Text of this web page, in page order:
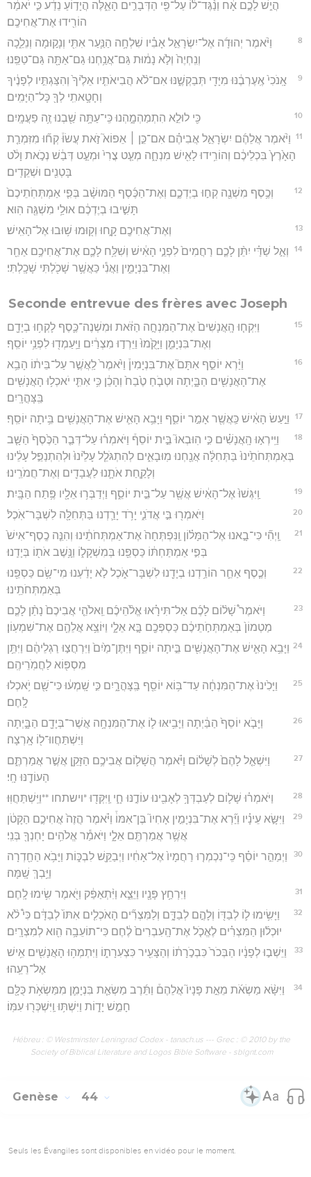
הֲיֵ֣שׁ לָכֶ֣ם אָ֔ח וַנַ֨גֶּד־ל֔וֹ עַל־פִּ֖י הַדְּבָרִ֣ים הָאֵ֑לֶּה הֲיָד֣וֹעַ נֵדַ֔ע כִּ֣י יֹאמַ֔ר
הוֹרִ֖ידוּ אֶת־אֲחִיכֶֽם׃
8
וַיֹּ֨אמֶר יְהוּדָ֜ה אֶל־יִשְׂרָאֵ֣ל אָבִ֗יו שִׁלְחָ֥ה הַנַּ֛עַר אִתִּ֖י וְנָק֣וּמָה וְנֵלֵ֑כָה
וְנִֽחְיֶה֙ וְלֹ֣א נָמ֔וּת גַּם־אֲנַ֥חְנוּ גַם־אַתָּ֖ה גַּם־טַפֵּֽנוּ׃
9
אָֽנֹכִי֙ אֶֽעֶרְבֶ֔נּוּ מִיָּדִ֖י תְּבַקְשֶׁ֑נּוּ אִם־לֹ֨א הֲבִיאֹתִ֤יו אֵלֶ֙יךָ֙ וְהִצַּגְתִּ֣יו לְפָנֶ֔יךָ
וְחָטָ֥אתִֽי לְךָ֖ כָּל־הַיָּמִֽים׃
10 כִּ֖י לוּלֵ֣א הִתְמַהְמָ֑הְנוּ כִּֽי־עַתָּ֥ה שַׁ֖בְנוּ זֶ֥ה פַעֲמָֽיִם׃
11
וַיֹּ֨אמֶר אֲלֵהֶ֜ם יִשְׂרָאֵ֣ל אֲבִיהֶ֗ם אִם־כֵּ֣ן ׀ אֵפוֹא֮ זֹ֣את עֲשׂוּ֒ קְח֞וּ מִזִּמְרַ֤ת
הָאָ֙רֶץ֙ בִּכְלֵיכֶ֔ם וְהוֹרִ֥ידוּ לָאִ֖ישׁ מִנְחָ֑ה מְעַ֤ט צֳרִי֙ וּמְעַ֣ט דְּבַ֔שׁ נְכֹ֣את וָלֹ֔ט
בָּטְנִ֖ים וּשְׁקֵדִֽים׃
12
וְכֶ֥סֶף מִשְׁנֶ֖ה קְח֣וּ בְיֶדְכֶ֑ם וְאֶת־הַכֶּ֜סֶף הַמּוּשָׁ֨ב בְּפִ֤י אַמְתְּחֹֽתֵיכֶם֙
תָּשִׁ֣יבוּ בְיֶדְכֶ֔ם אוּלַ֥י מִשְׁגֶּ֖ה הֽוּא׃
13 וְאֶת־אֲחִיכֶ֖ם קָ֑חוּ וְק֖וּמוּ שׁ֥וּבוּ אֶל־הָאִֽישׁ׃
14
וְאֵ֣ל שַׁדַּ֗י יִתֵּ֨ן לָכֶ֤ם רַחֲמִים֙ לִפְנֵ֣י הָאִ֔ישׁ וְשִׁלַּ֥ח לָכֶ֛ם אֶת־אֲחִיכֶ֥ם אַחֵ֖ר
וְאֶת־בִּנְיָמִ֑ין וַאֲנִ֕י כַּאֲשֶׁ֥ר שָׁכֹ֖לְתִּי שָׁכָֽלְתִּי׃
Seconde entrevue des frères avec Joseph
15
וַיִּקְח֤וּ הָֽאֲנָשִׁים֙ אֶת־הַמִּנְחָ֣ה הַזֹּ֔את וּמִשְׁנֶה־כֶּ֛סֶף לָקְח֥וּ בְיָדָ֖ם
וְאֶת־בִּנְיָמִ֑ן וַיָּקֻ֙מוּ֙ וַיֵּרְד֣וּ מִצְרַ֔יִם וַיַּֽעַמְד֖וּ לִפְנֵ֥י יוֹסֵֽף׃
16
וַיַּ֨רְא יוֹסֵ֣ף אִתָּם֮ אֶת־בִּנְיָמִין֒ וַיֹּ֙אמֶר֙ לַֽאֲשֶׁ֣ר עַל־בֵּית֔וֹ הָבֵ֥א
אֶת־הָאֲנָשִׁ֖ים הַבָּ֑יְתָה וּטְבֹ֤חַ טֶ֙בַח֙ וְהָכֵ֔ן כִּ֥י אִתִּ֛י יֹאכְל֥וּ הָאֲנָשִׁ֖ים
בַּֽצָּהֳרָֽיִם׃
17 וַיַּ֣עַשׂ הָאִ֔ישׁ כַּֽאֲשֶׁ֖ר אָמַ֣ר יוֹסֵ֑ף וַיָּבֵ֥א הָאִ֛ישׁ אֶת־הָאֲנָשִׁ֖ים בֵּ֥יתָה יוֹסֵֽף׃
18
וַיִּֽירְא֣וּ הָֽאֲנָשִׁ֗ים כִּ֣י הֽוּבְאוּ֮ בֵּ֣ית יוֹסֵף֒ וַיֹּאמְר֗וּ עַל־דְּבַ֤ר הַכֶּ֙סֶף֙ הַשָּׁ֤ב
בְּאַמְתְּחֹתֵ֙ינוּ֙ בַּתְּחִלָּ֔ה אֲנַ֖חְנוּ מֽוּבָאִ֑ים לְהִתְגֹּלֵ֤ל עָלֵ֙ינוּ֙ וּלְהִתְנַפֵּ֣ל עָלֵ֔ינוּ
וְלָקַ֧חַת אֹתָ֛נוּ לַעֲבָדִ֖ים וְאֶת־חֲמֹרֵֽינוּ׃
19 וַֽיִּגְּשׁוּ֙ אֶל־הָאִ֔ישׁ אֲשֶׁ֖ר עַל־בֵּ֣ית יוֹסֵ֑ף וַיְדַבְּר֥וּ אֵלָ֖יו פֶּ֥תַח הַבָּֽיִת׃
20 וַיֹּאמְר֖וּ בִּ֣י אֲדֹנִ֑י יָרֹ֥ד יָרַ֛דְנוּ בַּתְּחִלָּ֖ה לִשְׁבָּר־אֹֽכֶל׃
21
וַֽיְהִ֞י כִּי־בָ֣אנוּ אֶל־הַמָּל֗וֹן וַֽנִּפְתְּחָה֙ אֶת־אַמְתְּחֹתֵ֔ינוּ וְהִנֵּ֤ה כֶֽסֶף־אִישׁ֙
בְּפִ֣י אַמְתַּחְתּ֔וֹ כַּסְפֵּ֖נוּ בְּמִשְׁקָל֑וֹ וַנָּ֥שֶׁב אֹת֖וֹ בְּיָדֵֽנוּ׃
22
וְכֶ֧סֶף אַחֵ֛ר הוֹרַ֥דְנוּ בְיָדֵ֖נוּ לִשְׁבָּר־אֹ֑כֶל לֹ֣א יָדַ֔עְנוּ מִי־שָׂ֥ם כַּסְפֵּ֖נוּ
בְּאַמְתְּחֹתֵֽינוּ׃
23
וַיֹּאמֶר֩ שָׁל֨וֹם לָכֶ֜ם אַל־תִּירָ֗אוּ אֱלֹ֨הֵיכֶ֜ם וֵֽאלֹהֵ֤י אֲבִיכֶם֙ נָתַ֨ן לָכֶ֤ם
מַטְמוֹן֙ בְּאַמְתְּחֹ֣תֵיכֶ֔ם כַּסְפְּכֶ֖ם בָּ֣א אֵלָ֑י וַיּוֹצֵ֥א אֲלֵהֶ֖ם אֶת־שִׁמְעֽוֹן׃
24 וַיָּבֵ֥א הָאִ֛ישׁ אֶת־הָאֲנָשִׁ֖ים בֵּ֣יתָה יוֹסֵ֑ף וַיִּתֶּן־מַ֙יִם֙ וַיִּרְחֲצ֣וּ רַגְלֵיהֶ֔ם וַיִּתֵּ֥ן
מִסְפּ֖וֹא לַחֲמֹֽרֵיהֶֽם׃
25
וַיָּכִ֙ינוּ֙ אֶת־הַמִּנְחָ֔ה עַד־בּ֥וֹא יוֹסֵ֖ף בַּֽצָּהֳרָ֑יִם כִּ֣י שָֽׁמְע֔וּ כִּי־שָׁ֖ם יֹ֥אכְלוּ
לָֽחֶם׃
26
וַיָּבֹ֤א יוֹסֵף֙ הַבַּ֔יְתָה וַיָּבִ֥יאּוּ ל֛וֹ אֶת־הַמִּנְחָ֥ה אֲשֶׁר־בְּיָדָ֖ם הַבָּ֑יְתָה
וַיִּשְׁתַּחֲווּ־ל֖וֹ אָֽרְצָה׃
27
וַיִּשְׁאַ֤ל לָהֶם֙ לְשָׁל֔וֹם וַיֹּ֗אמֶר הֲשָׁל֛וֹם אֲבִיכֶ֥ם הַזָּקֵ֖ן אֲשֶׁ֣ר אֲמַרְתֶּ֑ם
הַעוֹדֶ֖נּוּ חָֽי׃
28 וַיֹּאמְר֗וּ שָׁל֛וֹם לְעַבְדְּךָ֥ לְאָבִ֖ינוּ עוֹדֶ֣נּוּ חָ֑י וַֽיִּקְּד֖וּ *וישתחו **וַיִּֽשְׁתַּחֲוּֽוּ׃
29
וַיִּשָּׂ֣א עֵינָ֗יו וַיַּ֞רְא אֶת־בִּנְיָמִ֣ין אָחִיו֮ בֶּן־אִמּוֹ֒ וַיֹּ֗אמֶר הֲזֶה֙ אֲחִיכֶ֣ם הַקָּטֹ֔ן
אֲשֶׁ֥ר אֲמַרְתֶּ֖ם אֵלָ֑י וַיֹּאמַ֕ר אֱלֹהִ֥ים יָחְנְךָ֖ בְּנִֽי׃
30
וַיְמַהֵ֣ר יוֹסֵ֗ף כִּֽי־נִכְמְר֤וּ רַחֲמָיו֙ אֶל־אָחִ֔יו וַיְבַקֵּ֖שׁ לִבְכּ֑וֹת וַיָּבֹ֥א הַחַ֖דְרָה
וַיֵּ֥בְךְּ שָֽׁמָּה׃
31 וַיִּרְחַ֥ץ פָּנָ֖יו וַיֵּצֵ֑א וַיִּ֨תְאַפַּ֔ק וַיֹּ֖אמֶר שִׂ֥ימוּ לָֽחֶם׃
32
וַיָּשִׂ֥ימוּ ל֛וֹ לְבַדּ֖וֹ וְלָהֶ֣ם לְבַדָּ֑ם וְלַמִּצְרִ֞ים הָאֹכְלִ֤ים אִתּוֹ֙ לְבַדָּ֔ם כִּי֩ לֹ֨א
יוּכְל֜וּן הַמִּצְרִ֗ים לֶאֱכֹ֤ל אֶת־הָֽעִבְרִים֙ לֶ֔חֶם כִּי־תוֹעֵבָ֥ה הִ֖וא לְמִצְרָֽיִם׃
33
וַיֵּשְׁב֣וּ לְפָנָ֔יו הַבְּכֹר֙ כִּבְכֹ֣רָת֔וֹ וְהַצָּעִ֖יר כִּצְעִרָת֑וֹ וַיִּתְמְה֥וּ הָאֲנָשִׁ֖ים אִ֥ישׁ
אֶל־רֵעֵֽהוּ׃
34
וַיִּשָּׂ֨א מַשְׂאֹ֜ת מֵאֵ֣ת פָּנָיו֮ אֲלֵהֶם֒ וַתֵּ֜רֶב מַשְׂאַ֧ת בִּנְיָמִ֛ן מִמַּשְׂאֹ֥ת כֻּלָּ֖ם
חָמֵ֣שׁ יָד֑וֹת וַיִּשְׁתּ֥וּ וַֽיִּשְׁכְּר֖וּ עִמּֽוֹ׃
Hébreu : © Westminster Leningrad Codex - tanach.us --- Grec : © 2010 by the
Society of Biblical Literature and Logos Bible Software - sblgnt.com
Genèse 44
Seuls les Évangiles sont disponibles en vidéo pour le moment.